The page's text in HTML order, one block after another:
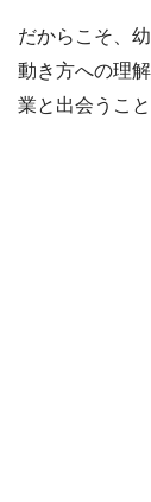
だからこそ、
動き方への理
業と出会うこ